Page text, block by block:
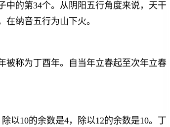
中的第34个。从阴阳五行角度来说，天干
纳音五行为山下火。
被称为丁酉年。自当年立春起至次年立春
以10的余数是4，除以12的余数是10。丁